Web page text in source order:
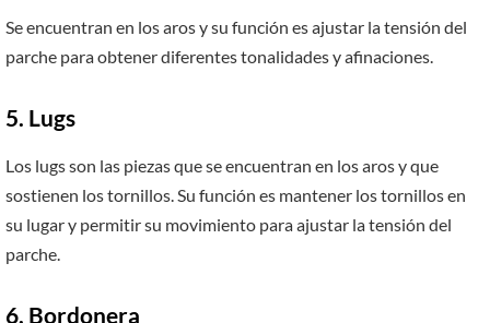
Se encuentran en los aros y su función es ajustar la tensión del
parche para obtener diferentes tonalidades y afinaciones.
5. Lugs
Los lugs son las piezas que se encuentran en los aros y que
sostienen los tornillos. Su función es mantener los tornillos en
su lugar y permitir su movimiento para ajustar la tensión del
parche.
6. Bordonera